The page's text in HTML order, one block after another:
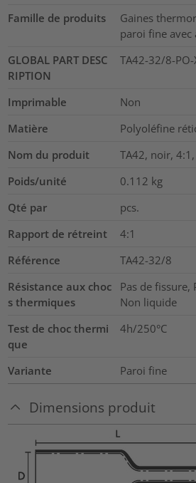
Famille de produits
Gaines
paroi fine avec
GLOBAL PART DESC
RIPTION
TA42-32/8-PO-
Imprimable
Non
Matière
Polyoléfine
Nom du produit
TA42, noir,
Poids/unité
0.112 kg
Qté par
pcs.
Rapport de rétreint
4:1
Référence
TA42-32/8
Résistance aux choc
s thermiques
Pas de fissure,
Non liquide
Test de choc thermi
que
4h/250°C
Variante Paroi fine
Dimensions produit